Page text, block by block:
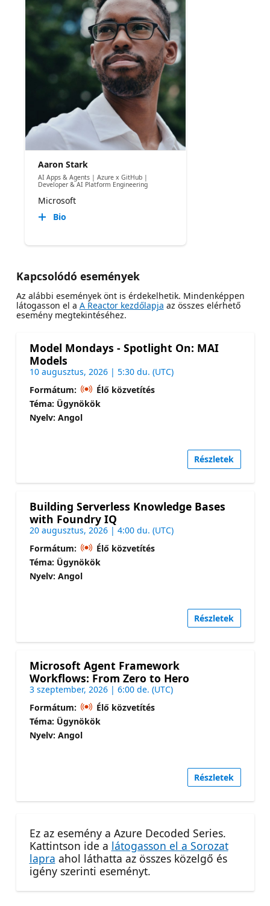
Aaron Stark
AI Apps & Agents | Azure x GitHub |
Developer & AI Platform Engineering
Microsoft
Bio
Kapcsolódó események
Az alábbi események önt is érdekelhetik. Mindenképpen
látogasson el a A Reactor kezdőlapja az összes elérhető
esemény megtekintéséhez.
Model Mondays - Spotlight On: MAI
Models
10 augusztus, 2026 | 5:30 du. (UTC)
Formátum:
Élő közvetítés
Téma: Ügynökök
Nyelv: Angol
Részletek
Building Serverless Knowledge Bases
with Foundry IQ
20 augusztus, 2026 | 4:00 du. (UTC)
Formátum:
Élő közvetítés
Téma: Ügynökök
Nyelv: Angol
Részletek
Microsoft Agent Framework
Workflows: From Zero to Hero
3 szeptember, 2026 | 6:00 de. (UTC)
Formátum:
Élő közvetítés
Téma: Ügynökök
Nyelv: Angol
Részletek
Ez az esemény a Azure Decoded Series.
Kattintson ide a látogasson el a Sorozat
lapra ahol láthatta az összes közelgő és
igény szerinti eseményt.